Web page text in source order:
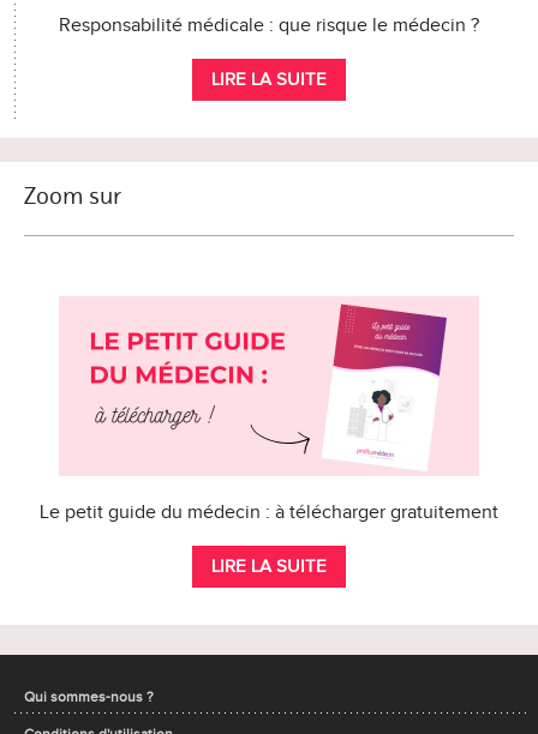
Responsabilité médicale : que risque le médecin ?
LIRE LA SUITE
Zoom sur
Le petit guide du médecin : à télécharger gratuitement
LIRE LA SUITE
Qui sommes-nous ?